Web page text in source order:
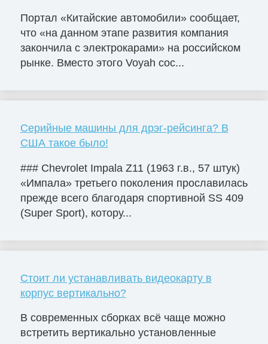
Портал «Китайские автомобили» сообщает,
что «на данном этапе развития компания
закончила с электрокарами» на российском
рынке. Вместо этого Voyah сос...
Серийные машины для дрэг-рейсинга? В
США такое было!
### Chevrolet Impala Z11 (1963 г.в., 57 штук)
«Импала» третьего поколения прославилась
прежде всего благодаря спортивной SS 409
(Super Sport), котору...
Стоит ли устанавливать видеокарту в
корпус вертикально?
В современных сборках всё чаще можно
встретить вертикально установленные